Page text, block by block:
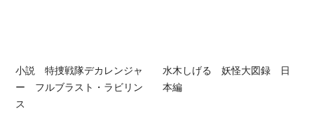
小説 特捜戦隊デカレンジャ
ー フルブラスト・ラビリン
ス
水木しげる 妖怪大図録 日
本編